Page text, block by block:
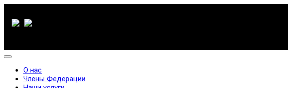
О нас
Члены Федерации